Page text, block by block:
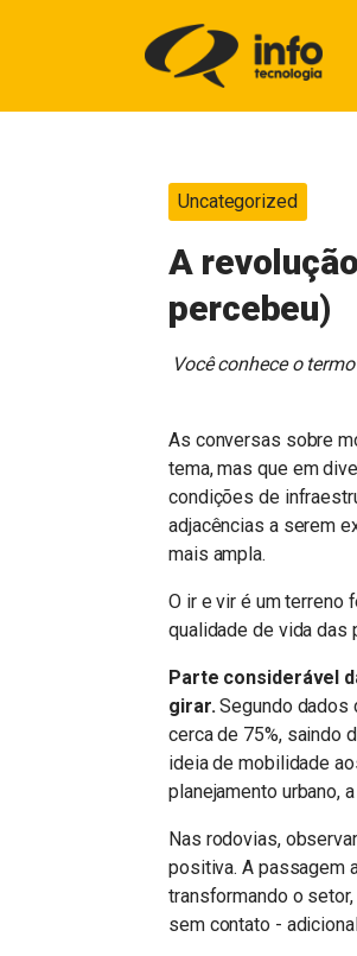
Uncategorized
A
percebeu)
Você conhece o
As conversas sobre
tema, mas que em
condições de
adjacências a serem
mais ampla.
O ir e vir é um terreno
qualidade de vida das
Parte considerável
girar.Segundo dados
cerca de 75%, saindo
ideia de mobilidade
planejamento urbano,
Nas rodovias,
positiva. A passagem
transformando o
sem contato -